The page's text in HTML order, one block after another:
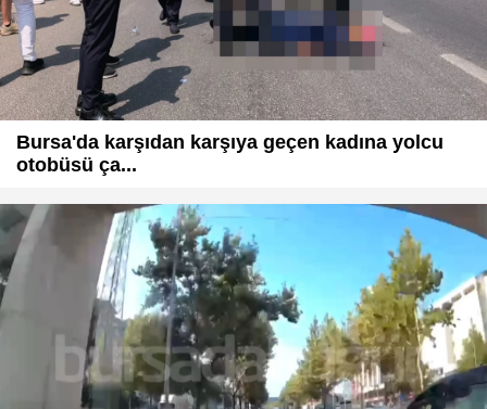
Bursa'da karşıdan karşıya geçen kadına yolcu
otobüsü ça...